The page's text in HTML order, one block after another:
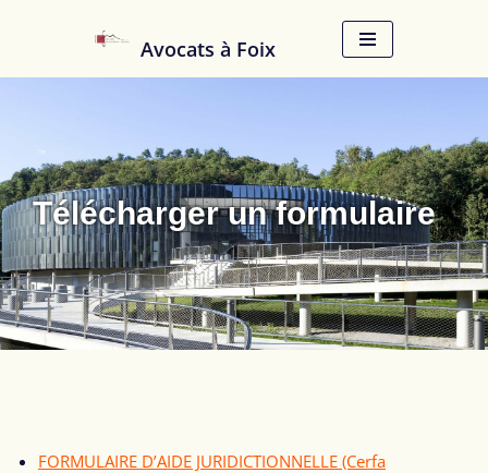
Avocats à Foix
Télécharger un formulaire
FORMULAIRE D’AIDE JURIDICTIONNELLE (Cerfa